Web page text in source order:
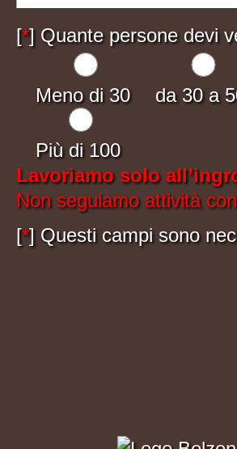
[*] Quante persone devi
Meno di 30 da 30 a
Più di 100
Lavoriamo solo
Non seguiamo attività
[*] Questi campi sono